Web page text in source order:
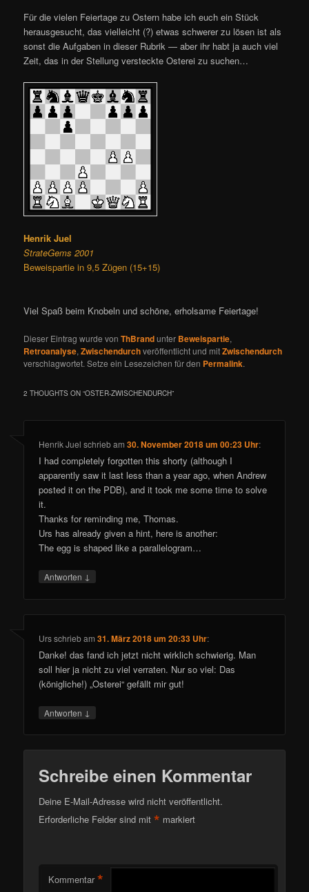
a
v
i
g
a
Für die vielen Feiertage zu Ostern habe ich euch ein Stück
herausgesucht, das vielleicht (?) etwas schwerer zu lösen ist als
sonst die Aufgaben in dieser Rubrik — aber ihr habt ja auch viel
Zeit, das in der Stellung versteckte Osterei zu suchen…
Henrik Juel
StrateGems 2001
Beweispartie in 9,5 Zügen (15+15)
Viel Spaß beim Knobeln und schöne, erholsame Feiertage!
Dieser Eintrag wurde vonThBrandunter Beweispartie,
Retroanalyse,Zwischendurchveröffentlicht und mitZwischendurch
verschlagwortet. Setze ein Lesezeichen für den Permalink.
2 THOUGHTS ON “OSTER-ZWISCHENDURCH”
Henrik Juel schriebam30. November 2018 um 00:23 Uhr:
I had completely forgotten this shorty (although I
apparently saw it last less than a year ago, when Andrew
posted it on the PDB), and it took me some time to solve
it.
Thanks for reminding me, Thomas.
Urs has already given a hint, here is another:
The egg is shaped like a parallelogram…
Antworten ↓
Ursschriebam31. März 2018 um 20:33 Uhr:
Danke! das fand ich jetzt nicht wirklich schwierig. Man
soll hier ja nicht zu viel verraten. Nur so viel: Das
(königliche!) „Osterei“ gefällt mir gut!
Antworten ↓
Schreibe einen Kommentar
Deine E-Mail-Adresse wird nicht veröffentlicht.
Erforderliche Felder sind mit* markiert
Kommentar *